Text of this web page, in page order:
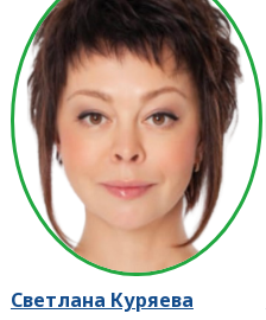
Светлана Куряева